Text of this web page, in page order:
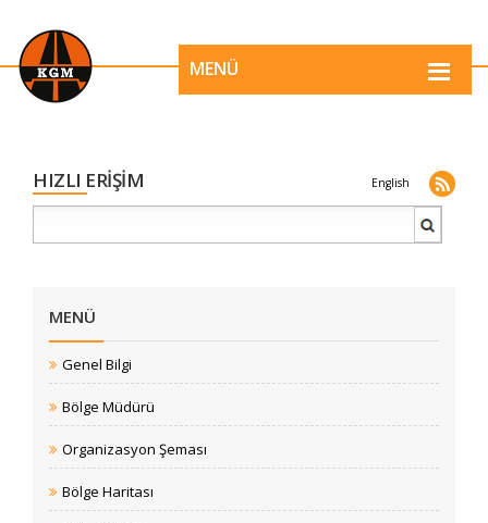
MENÜ
HIZLI ERİŞİM English
MENÜ
Genel Bilgi
Bölge Müdürü
Organizasyon Şeması
Bölge Haritası